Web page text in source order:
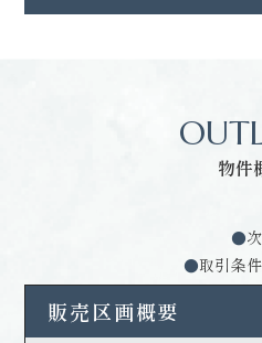
物件
●
●取引条
販売区画概要